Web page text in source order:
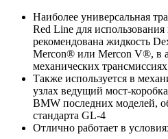
Наиболее универсальная
Red Line для использования
рекомендована жидкость
Mercon® или Mercon V®, в
механических
Также используется в
узлах ведущий мост-
BMW последних моделей,
стандарта GL-4
Отлично работает в